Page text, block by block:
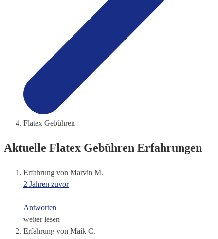
Flatex Gebühren
Aktuelle Flatex Gebühren Erfahrungen
Erfahrung von Marvin M.
2 Jahren zuvor
Antworten
weiter lesen
Erfahrung von Maik C.